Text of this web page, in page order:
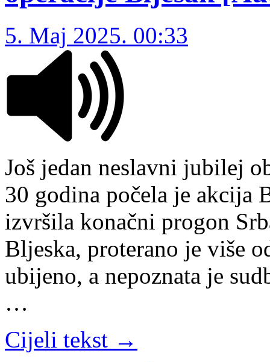
5. Maj 2025. 00:33
Još jedan neslavni jubilej
30 godina počela je akcija
izvršila konačni progon
Bljeska, proterano je više
ubijeno, a nepoznata je
…
Cijeli tekst →